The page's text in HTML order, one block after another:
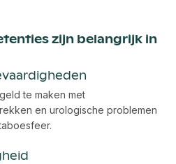
zijn belangrijk in
te maken met
en urologische problemen